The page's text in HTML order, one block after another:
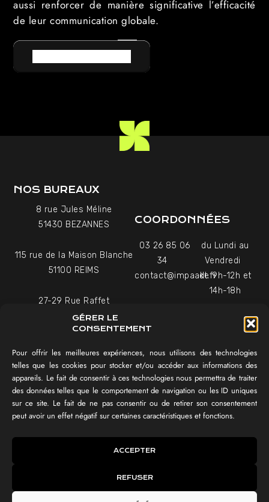
GÉRER LE
CONSENTEMENT
Pour offrir les meilleures expériences, nous utilisons des technologies
telles que les cookies pour stocker et/ou accéder aux informations des
appareils. Le fait de consentir à ces technologies nous permettra de traiter
des données telles que le comportement de navigation ou les ID uniques
sur ce site. Le fait de ne pas consentir ou de retirer son consentement
peut avoir un effet négatif sur certaines caractéristiques et fonctions.
ACCEPTER
REFUSER
aussi renforcer de manière significative l’efficacité
de leur communication globale.
NOS BUREAUX
8 rue Jules Méline
51430 BEZANNES
115 rue de la Maison Blanche
51100 REIMS
27-29 Rue Raffet
75016 PARIS
COORDONNÉES
03 26 85 06
34
contact@impaakt.fr
du Lundi au
Vendredi
de 9h-12h et
14h-18h
vous
NAVIGATION
Témoignages vidéo
Équipe
Réalisations
IMPAAKT GROUP®
Lexique du digital